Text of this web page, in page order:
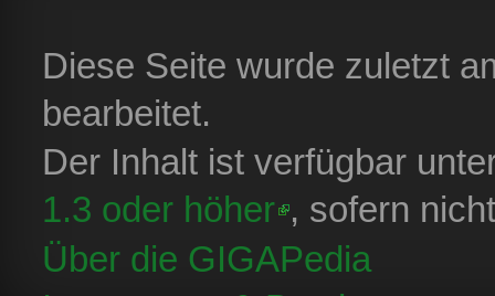
Diese Seite wurde zuletzt
bearbeitet.
Der Inhalt ist verfügbar
1.3 oder höher , sofern
Über die GIGAPedia